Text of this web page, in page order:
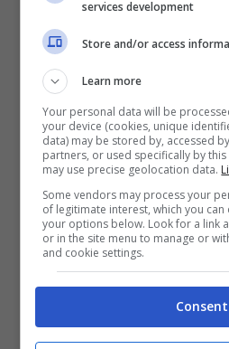
di un progetto a cui
Uno:è un numero
questo numero
voi stessi.
Due:rappresenta un
qualcuno a voi caro,
amico o un
vi crea malessere e
Tre:personificazione
quindi
rappresenta la
services development
Store and/or access
Learn more
Your personal data will be
your device (cookies, unique
data) may be stored by, accessed
partners, or used specifically by
may use precise geolocation data.
Some vendors may process your
of legitimate interest, which you
your options below. Look for a link
or in the site menu to manage or
and cookie settings.
Consent